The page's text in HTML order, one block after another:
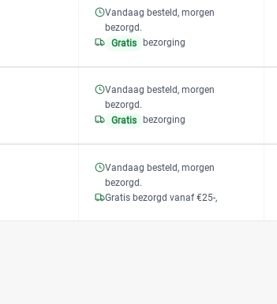
Vandaag besteld, morgen
bezorgd.
Gratis
bezorging
Vandaag besteld, morgen
bezorgd.
Gratis
bezorging
Vandaag besteld, morgen
bezorgd.
Gratis bezorgd vanaf €25-,